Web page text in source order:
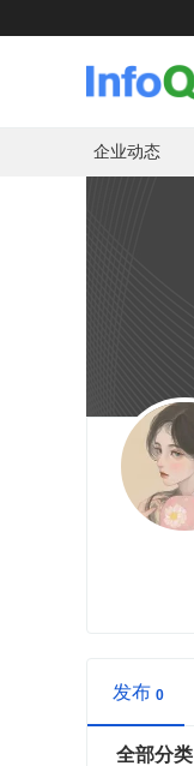
企业动态
发布
全部分类